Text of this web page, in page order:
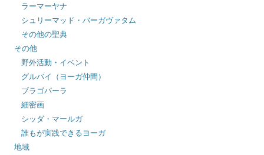
ラーマーヤナ
シュリーマッド・バーガヴァタム
その他の聖典
その他
野外活動・イベント
グルバイ（ヨーガ仲間）
ブラゴパーラ
細密画
シッダ・マールガ
誰もが実践できるヨーガ
地域